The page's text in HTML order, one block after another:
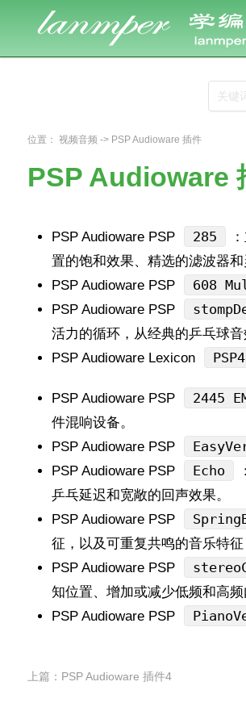
位置： 视频音频 -> PSP Audioware 插件
PSP Audioware
PSP Audioware PSP 285
置的饱和效果、精选的滤波器和
PSP Audioware PSP
608
PSP Audioware PSP
活力的循环，从经典的乒乓球音
PSP Audioware Lexicon
PSP Audioware PSP 2445
件混响设备。
PSP Audioware PSP
PSP Audioware PSP
Echo
乒乓延迟和宽敞的回声效果。
PSP Audioware PSP
征，以及可重复共鸣的音乐特征
PSP Audioware PSP
知位置、增加或减少低频和高频
PSP Audioware PSP
上篇： PSP Audioware 插件4